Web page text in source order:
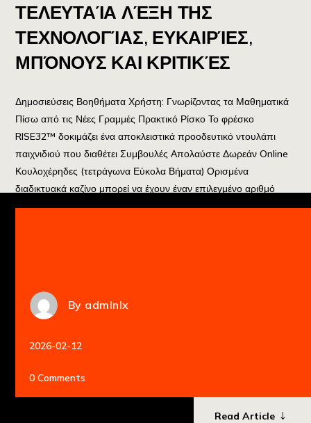
ΤΕΛΕΥΤΑΊΑ ΛΈΞΗ ΤΗΣ
ΤΕΧΝΟΛΟΓΊΑΣ, ΕΥΚΑΙΡΊΕΣ,
ΜΠΌΝΟΥΣ ΚΑΙ ΚΡΙΤΙΚΈΣ
Δημοσιεύσεις Βοηθήματα Χρήστη: Γνωρίζοντας τα Μαθηματικά
Πίσω από τις Νέες Γραμμές Πρακτικό Ρίσκο Το φρέσκο ​​
RISE32™ δοκιμάζει ένα αποκλειστικά προοδευτικό ντουλάπι
παιχνιδιού που διαθέτει Συμβουλές Απολαύστε Δωρεάν Online
Κουλοχέρηδες (τετράγωνα Εύκολα Βήματα) Ορισμένα
διαδικτυακά καζίνο μπορεί να έχουν έναν επιλεγμένο αριθμό
παιχνιδιών που μπορείτε να απολαύσετε, αλλά για ιστοσελίδες
By admlnlx
2026-02-12
0 Comments
Read Article